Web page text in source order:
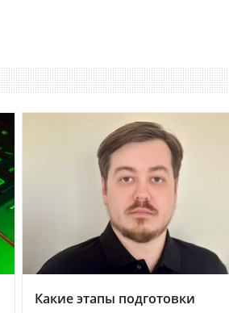
Какие этапы подготовки